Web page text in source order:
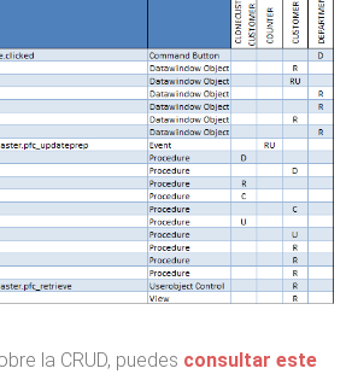
la CRUD, puedes consultar este